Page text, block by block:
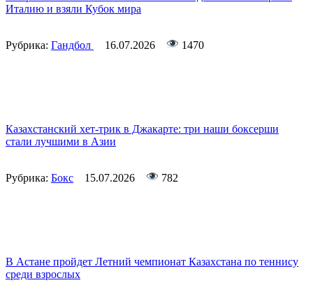
Италию и взяли Кубок мира
Рубрика: Гандбол 16.07.2026 1470
Казахстанский хет-трик в Джакарте: три наши боксерши
стали лучшими в Азии
Рубрика: Бокс 15.07.2026 782
В Астане пройдет Летний чемпионат Казахстана по теннису
среди взрослых